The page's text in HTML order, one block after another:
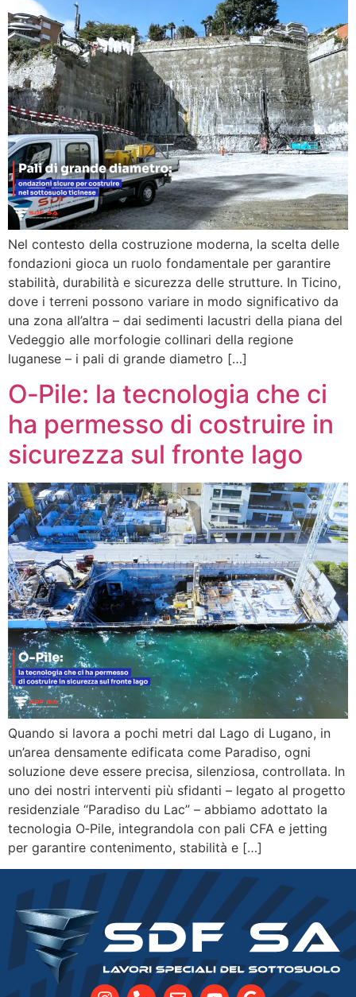
Nel contesto della costruzione moderna, la scelta delle
fondazioni gioca un ruolo fondamentale per garantire
stabilità, durabilità e sicurezza delle strutture. In Ticino,
dove i terreni possono variare in modo significativo da
una zona all’altra – dai sedimenti lacustri della piana del
Vedeggio alle morfologie collinari della regione
luganese – i pali di grande diametro […]
O‑Pile: la tecnologia che ci
ha permesso di costruire in
sicurezza sul fronte lago
Quando si lavora a pochi metri dal Lago di Lugano, in
un’area densamente edificata come Paradiso, ogni
soluzione deve essere precisa, silenziosa, controllata. In
uno dei nostri interventi più sfidanti – legato al progetto
residenziale “Paradiso du Lac” – abbiamo adottato la
tecnologia O‑Pile, integrandola con pali CFA e jetting
per garantire contenimento, stabilità e […]